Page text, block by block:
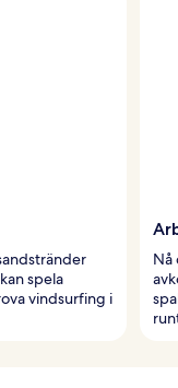
spela
vindsurfing i
Nå